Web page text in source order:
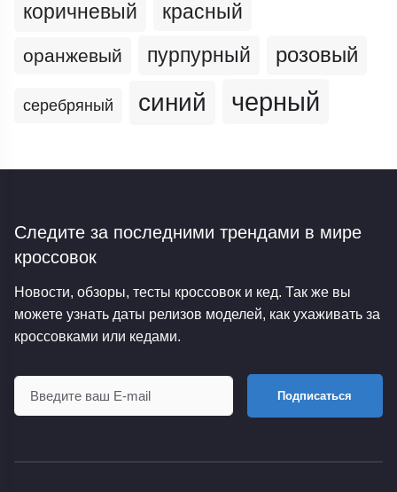
коричневый красный
оранжевый пурпурный розовый
серебряный синий черный
Следите за последними трендами в мире
кроссовок
Новости, обзоры, тесты кроссовок и кед. Так же вы
можете узнать даты релизов моделей, как ухаживать за
кроссовками или кедами.
Подписаться